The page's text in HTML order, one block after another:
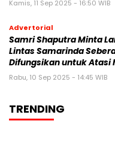
Kamis, 11 Sep 2025 - 16:50 WIB
Advertorial
Samri Shaputra Minta
Lintas Samarinda
Difungsikan untuk Atasi
Rabu, 10 Sep 2025 - 14:45 WIB
TRENDING